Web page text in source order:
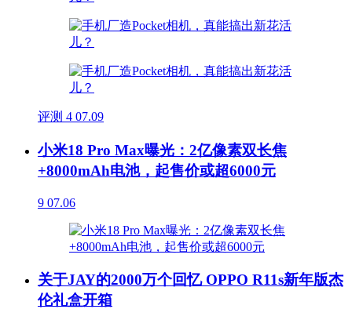
评测 4 07.09
小米18 Pro Max曝光：2亿像素双长焦
+8000mAh电池，起售价或超6000元
9 07.06
关于JAY的2000万个回忆 OPPO R11s新年版杰
伦礼盒开箱